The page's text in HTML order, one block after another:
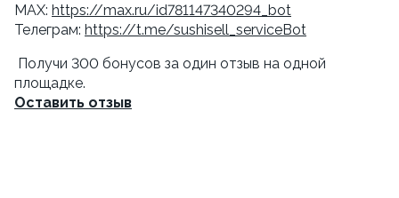
MAX: https://max.ru/id781147340294_bot
Телеграм: https://t.me/sushisell_serviceBot
Получи 300 бонусов за один отзыв на одной
площадке.
Оставить отзыв